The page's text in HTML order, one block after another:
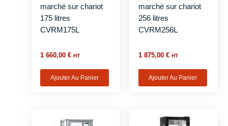
marché sur chariot
175 litres
CVRM175L
1 660,00 € HT
Ajouter Au Panier
marché sur chariot
256 litres
CVRM256L
1 875,00 € HT
Ajouter Au Panier